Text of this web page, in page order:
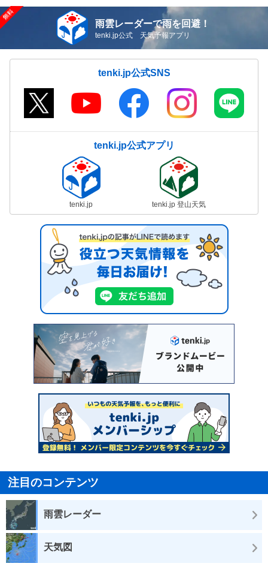
雨雲レーダーで雨を回避！
tenki.jp公式 天気予報アプリ
tenki.jp公式SNS
tenki.jp公式アプリ
tenki.jp tenki.jp 登山天気
注目のコンテンツ
雨雲レーダー
天気図